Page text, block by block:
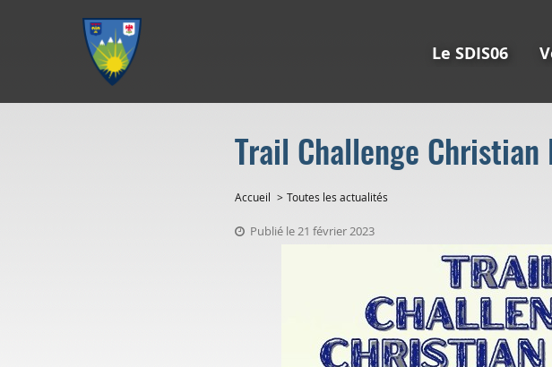
Le SDIS06
Trail Challenge
Accueil Toutes les actualités
Publié le 21 février 2023